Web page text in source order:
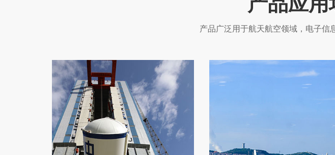
产品广泛用于航天航空领域，电子信